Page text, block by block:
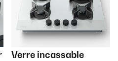
Verre incassable